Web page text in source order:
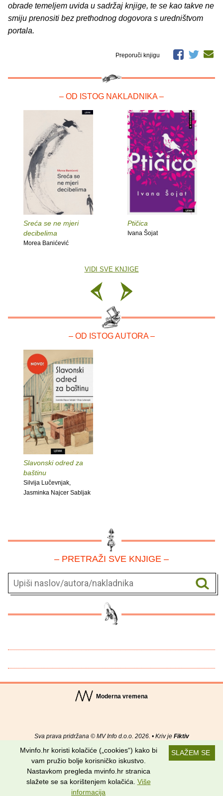
obrade temeljem uvida u sadržaj knjige, te se kao takve ne
smiju prenositi bez prethodnog dogovora s uredništvom
portala.
Preporuči knjigu
– OD ISTOG NAKLADNIKA –
Sreća se ne mjeri
decibelima
Morea Banićević
Ptičica
Ivana Šojat
VIDI SVE KNJIGE
– OD ISTOG AUTORA –
Slavonski odred za
baštinu
Silvija Lučevnjak,
Jasminka Najcer Sabljak
– PRETRAŽI SVE KNJIGE –
Moderna vremena
Sva prava pridržana © MV Info d.o.o. 2026. • Kriv je Fiktiv
Uvjeti korištenja RSS kanali
Potraži nas na:
SLAŽEM SE
Mvinfo.hr koristi kolačiće („cookies“) kako bi
vam pružio bolje korisničko iskustvo.
Nastavkom pregleda mvinfo.hr stranica
slažete se sa korištenjem kolačića. Više
informacija